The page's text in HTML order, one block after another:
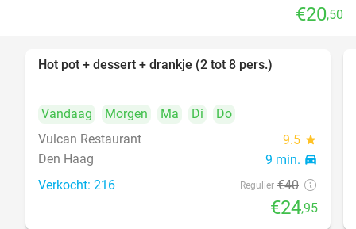
€20,50
Hot pot + dessert + drankje (2 tot 8 pers.)
Vandaag Morgen Ma Di
Do
Vulcan Restaurant
9.5 star
Den Haag 9 min. directions_car
Verkocht: 216 Regulier €40
€24,95